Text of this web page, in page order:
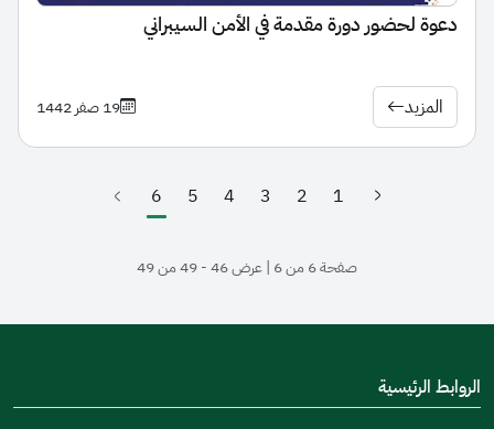
دعوة لحضور دورة مقدمة في الأمن السيبراني
المزيد 19 صفر 1442
1
2
3
4
5
6
(الصفحة الحالية)
صفحة 6 من 6 | عرض 46 - 49 من 49
الروابط الرئيسية